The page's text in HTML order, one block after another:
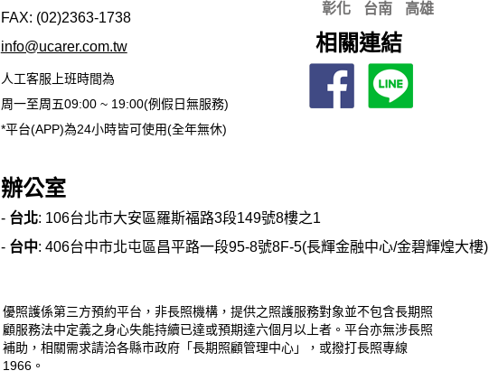
FAX: (02)2363-1738
info@ucarer.com.tw
人工客服上班時間為
周一至周五09:00 ~ 19:00(例假日無服務)
*平台(APP)為24小時皆可使用(全年無休)
彰化
台南 高雄
相關連結
辦公室
- 台北: 106台北市大安區羅斯福路3段149號8樓之1
- 台中: 406台中市北屯區昌平路一段95-8號8F-5(長輝金融中心/金碧輝煌大樓)
優照護係第三方預約平台，非長照機構，提供之照護服務對象並不包含長期照
顧服務法中定義之身心失能持續已達或預期達六個月以上者。平台亦無涉長照
補助，相關需求請洽各縣市政府「長期照顧管理中心」，或撥打長照專線
1966。